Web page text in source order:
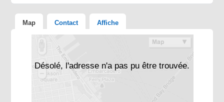
Map Contact Affiche
Désolé, l'adresse n'a pas pu être trouvée.